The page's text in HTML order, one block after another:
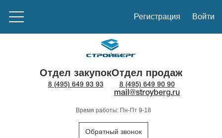
Регистрация Войти
Отдел закупок
8 (495) 649 93 93
Отдел продаж
8 (495) 649 90 90
mail@stroyberg.ru
Время работы: Пн-Пт 9-18
Обратный звонок